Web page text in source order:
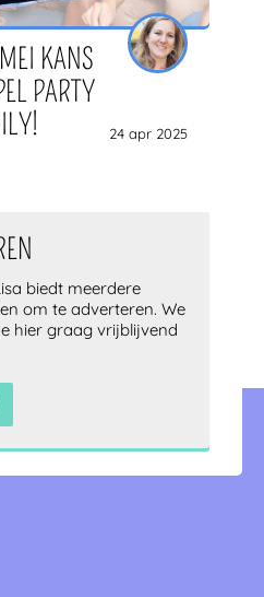
KANS
PARTY
24 apr 2025
biedt meerdere
om te adverteren. We
hier graag vrijblijvend